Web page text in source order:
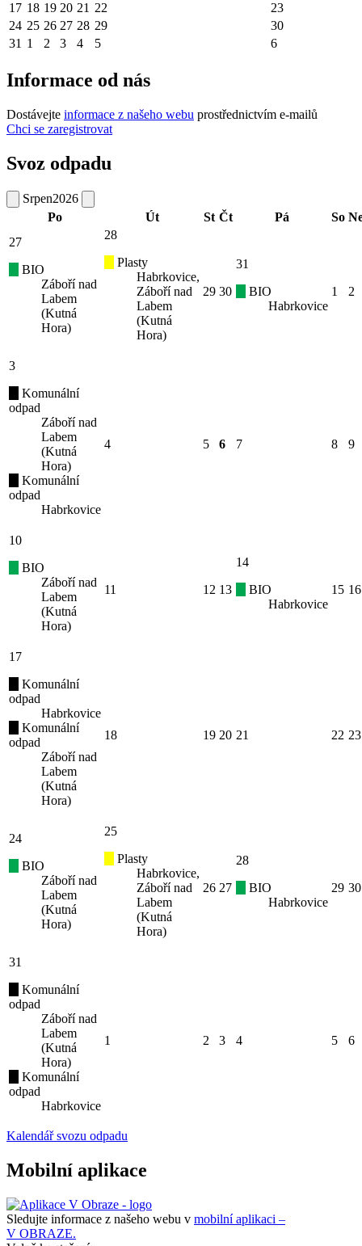
17 18 19 20 21 22
23
24 25 26 27 28 29
30
31 1 2 3 4 5 6
Informace od nás
Dostávejte informace z našeho webu prostřednictvím e-mailů
Chci se zaregistrovat
Svoz odpadu
Srpen2026
Po
Út St Čt Pá So
27
BIO
Záboří nad
Labem
(Kutná
Hora)
28
Plasty
Habrkovice,
Záboří nad
Labem
(Kutná
Hora)
29 30
31
BIO
Habrkovice
1 2
3
Komunální
odpad
Záboří nad
Labem
(Kutná
Hora)
Komunální
odpad
Habrkovice
4 5 6 7 8 9
10
BIO
Záboří nad
Labem
(Kutná
Hora)
11 12 13
14
BIO
Habrkovice
15 16
17
Komunální
odpad
Habrkovice
Komunální
odpad
Záboří nad
Labem
(Kutná
Hora)
18 19 20 21 22 23
24
BIO
Záboří nad
Labem
(Kutná
Hora)
25
Plasty
Habrkovice,
Záboří nad
Labem
(Kutná
Hora)
26 27
28
BIO
Habrkovice
29 30
31
Komunální
odpad
Záboří nad
Labem
(Kutná
Hora)
Komunální
odpad
Habrkovice
1 2 3 4 5 6
Kalendář svozu odpadu
Mobilní aplikace
Sledujte informace z našeho webu v mobilní aplikaci –
V OBRAZE.